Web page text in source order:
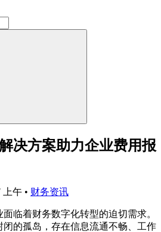
决方案助力企业费用报
上午 • 财务资讯
临着财务数字化转型的迫切需求。
的孤岛，存在信息流通不畅、工作